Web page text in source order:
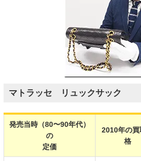
マトラッセ リュックサック
発売当時（80〜90年代）
の
定価
2010年の買
格